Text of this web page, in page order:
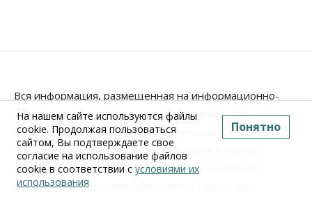
Вся информация, размещенная на информационно-
аналитическом порталеwww.Infopro54.ru(тексты,
иллюстрации, фотографии, графические материалы,
элементы дизайна, видео), охраняется в соответствии
с законодательством РФ. Любое использование
текстовых материалов допускается только при
На нашем сайте используются файлы
cookie. Продолжая пользоваться
сайтом, Вы подтверждаете свое
согласие на использование файлов
cookie в соответствии с условиями их
использования
Понятно